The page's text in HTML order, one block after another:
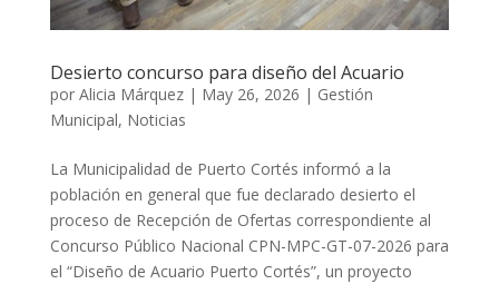
Desierto concurso para diseño del Acuario
por Alicia Márquez| May 26, 2026 | Gestión
Municipal, Noticias
La Municipalidad de Puerto Cortés informó a la
población en general que fue declarado desierto el
proceso de Recepción de Ofertas correspondiente al
Concurso Público Nacional CPN-MPC-GT-07-2026 para
el “Diseño de Acuario Puerto Cortés”, un proyecto